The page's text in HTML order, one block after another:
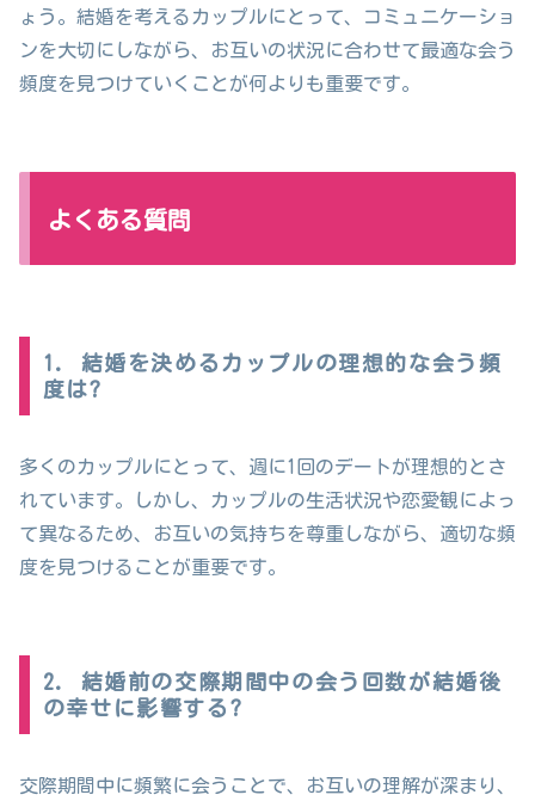
ょう。結婚を考えるカップルにとって、コミュニケーショ
ンを大切にしながら、お互いの状況に合わせて最適な会う
頻度を見つけていくことが何よりも重要です。
よくある質問
1. 結婚を決めるカップルの理想的な会う頻
度は?
多くのカップルにとって、週に1回のデートが理想的とさ
れています。しかし、カップルの生活状況や恋愛観によっ
て異なるため、お互いの気持ちを尊重しながら、適切な頻
度を見つけることが重要です。
2. 結婚前の交際期間中の会う回数が結婚後
の幸せに影響する?
交際期間中に頻繁に会うことで、お互いの理解が深まり、